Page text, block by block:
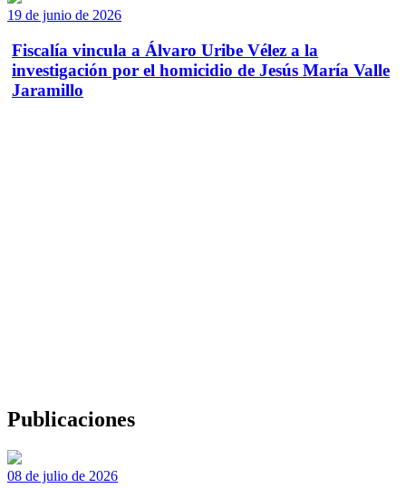
19 de junio de 2026
Fiscalía vincula a Álvaro Uribe Vélez a la
investigación por el homicidio de Jesús María Valle
Jaramillo
Publicaciones
08 de julio de 2026